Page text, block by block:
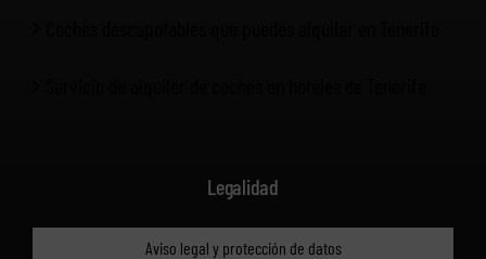
Legalidad
Aviso legal y protección de datos